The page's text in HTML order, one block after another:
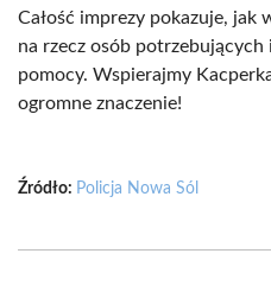
Całość imprezy pokazuje, jak
na rzecz osób
pomocy. Wspierajmy
ogromne znaczenie!
Źródło: Policja Nowa Sól